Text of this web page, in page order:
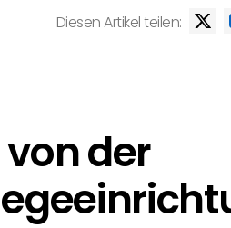
Diesen Artikel teilen:
der